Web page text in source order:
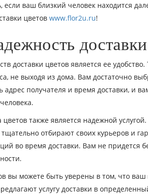
если ваш близкий человек находится
цветов www.flor2u.ru!
доставки
доставки цветов является ее
не выходя из дома. Вам достаточно
получателя и время доставки, и
цветов также является надежной
отбирают своих курьеров и
во время доставки. Вам не придется
вы можете быть уверены в том, что ваш
услугу доставки в